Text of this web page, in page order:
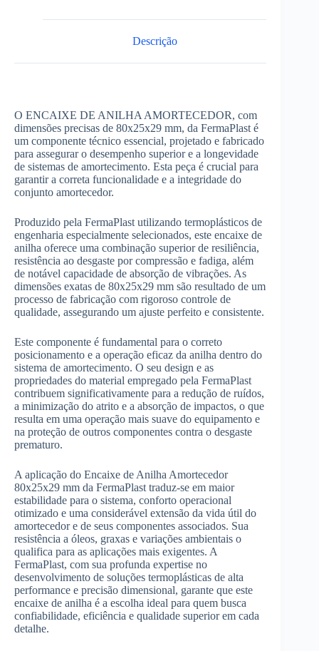
Descrição
O ENCAIXE DE ANILHA AMORTECEDOR, com
dimensões precisas de 80x25x29 mm, da FermaPlast é
um componente técnico essencial, projetado e fabricado
para assegurar o desempenho superior e a longevidade
de sistemas de amortecimento. Esta peça é crucial para
garantir a correta funcionalidade e a integridade do
conjunto amortecedor.
Produzido pela FermaPlast utilizando termoplásticos de
engenharia especialmente selecionados, este encaixe de
anilha oferece uma combinação superior de resiliência,
resistência ao desgaste por compressão e fadiga, além
de notável capacidade de absorção de vibrações. As
dimensões exatas de 80x25x29 mm são resultado de um
processo de fabricação com rigoroso controle de
qualidade, assegurando um ajuste perfeito e consistente.
Este componente é fundamental para o correto
posicionamento e a operação eficaz da anilha dentro do
sistema de amortecimento. O seu design e as
propriedades do material empregado pela FermaPlast
contribuem significativamente para a redução de ruídos,
a minimização do atrito e a absorção de impactos, o que
resulta em uma operação mais suave do equipamento e
na proteção de outros componentes contra o desgaste
prematuro.
A aplicação do Encaixe de Anilha Amortecedor
80x25x29 mm da FermaPlast traduz-se em maior
estabilidade para o sistema, conforto operacional
otimizado e uma considerável extensão da vida útil do
amortecedor e de seus componentes associados. Sua
resistência a óleos, graxas e variações ambientais o
qualifica para as aplicações mais exigentes. A
FermaPlast, com sua profunda expertise no
desenvolvimento de soluções termoplásticas de alta
performance e precisão dimensional, garante que este
encaixe de anilha é a escolha ideal para quem busca
confiabilidade, eficiência e qualidade superior em cada
detalhe.